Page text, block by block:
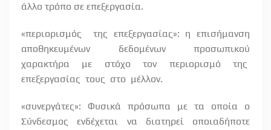
άλλο τρόπο σε επεξεργασία.
«περιορισμός
της επεξεργασίας»: η επισήμανση
αποθηκευμένων δεδομένων προσωπικού
χαρακτήρα
με στόχο τον περιορισμό
της
επεξεργασίας τους στο μέλλον.
«συνεργάτες»: Φυσικά πρόσωπα με τα οποία ο
Σύνδεσμος ενδέχεται να διατηρεί οποιαδήποτε